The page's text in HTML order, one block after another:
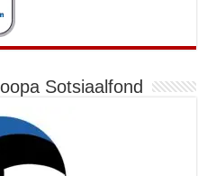
Sotsiaalfond